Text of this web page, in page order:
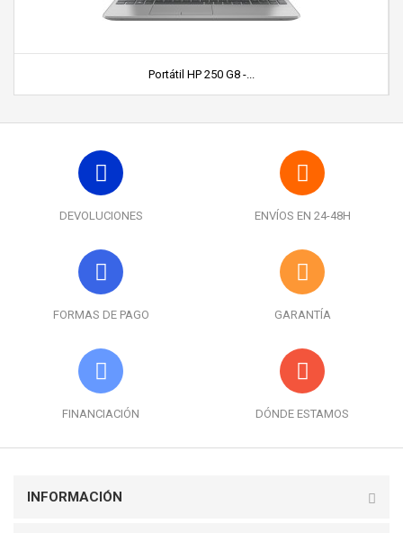
Portátil HP 250 G8 -...
DEVOLUCIONES ENVÍOS EN 24-48H
FORMAS DE PAGO GARANTÍA
FINANCIACIÓN DÓNDE ESTAMOS
INFORMACIÓN